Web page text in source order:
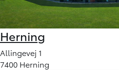
Herning
Allingevej 1
7400 Herning